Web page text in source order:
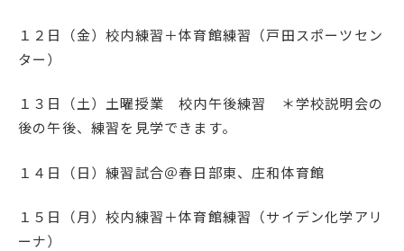
１２日（金）校内練習＋体育館練習（戸田スポーツセン
ター）
１３日（土）土曜授業 校内午後練習 ＊学校説明会の
後の午後、練習を見学できます。
１４日（日）練習試合＠春日部東、庄和体育館
１５日（月）校内練習＋体育館練習（サイデン化学アリ
ーナ）